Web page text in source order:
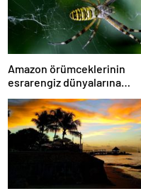
Amazon örümceklerinin
esrarengiz dünyalarına
gitmeye hazır olun.